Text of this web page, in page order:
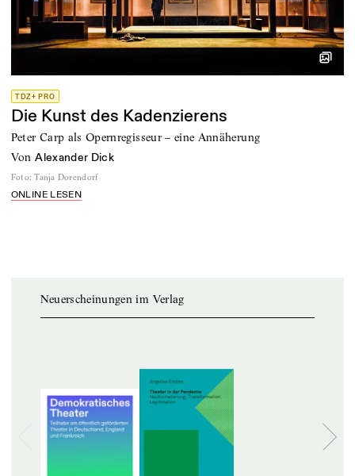
TDZ+ PRO
Die Kunst des Kadenzierens
Peter Carp als Opernregisseur – eine Annäherung
von Alexander Dick
Foto: Tanja Dorendorf
ONLINE LESEN
Neuerscheinungen im Verlag